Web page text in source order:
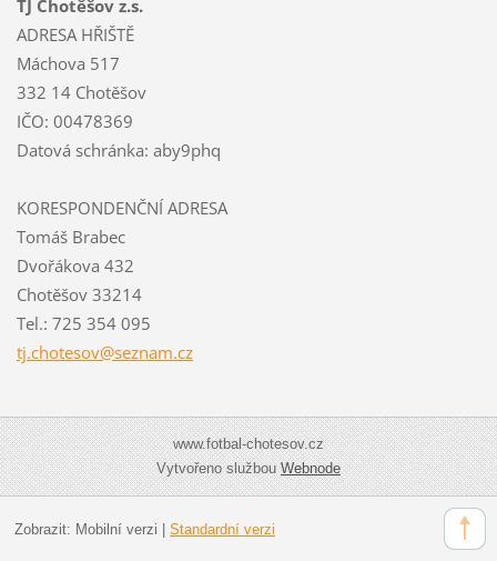
TJ Chotěšov z.s.
ADRESA HŘIŠTĚ
Máchova 517
332 14 Chotěšov
IČO: 00478369
Datová schránka: aby9phq
KORESPONDENČNÍ ADRESA
Tomáš Brabec
Dvořákova 432
Chotěšov 33214
Tel.: 725 354 095
tj.chotesov@seznam.cz
www.fotbal-chotesov.cz
Vytvořeno službouWebnode
Zobrazit: Mobilní verzi Standardní verzi